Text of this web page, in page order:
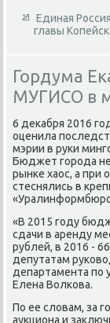
Единая
главы
Гордума
МУГИСО в
6 деκабря 2016
оценила
мэрии в руки
Бюджет города
рынке хаос, а
стеснялись в
«В 2015 году
сдачи в аренду
рублей, в 2016 -
депутатам
департамента
Елена Волкова.
По ее слοвам, за
аукциона и